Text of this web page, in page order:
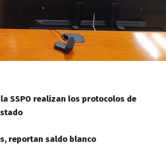
SSPO realizan los protocolos de
reportan saldo blanco